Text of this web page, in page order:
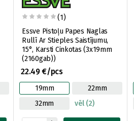
(1)
Essve Pistoļu Papes Naglas
Rullī Ar Stieples Saistījumu,
15°, Karsti Cinkotas (3x19mm
(2160gab))
22.49 €/pcs
19mm
22mm
32mm
vēl (2)